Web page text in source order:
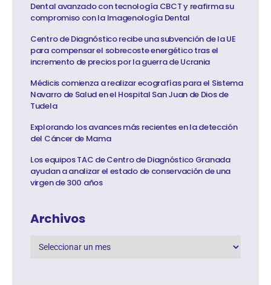
Dental avanzado con tecnología CBCT y reafirma su
compromiso con la Imagenología Dental
Centro de Diagnóstico recibe una subvención de la UE
para compensar el sobrecoste energético tras el
incremento de precios por la guerra de Ucrania
Médicis comienza a realizar ecografías para el Sistema
Navarro de Salud en el Hospital San Juan de Dios de
Tudela
Explorando los avances más recientes en la detección
del Cáncer de Mama
Los equipos TAC de Centro de Diagnóstico Granada
ayudan a analizar el estado de conservación de una
virgen de 300 años
Archivos